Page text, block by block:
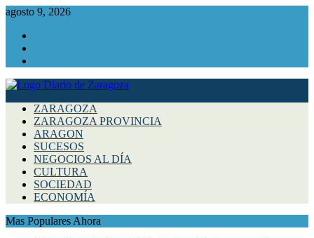
agosto 9, 2026
ZARAGOZA
ZARAGOZA PROVINCIA
ARAGON
SUCESOS
NEGOCIOS AL DÍA
CULTURA
SOCIEDAD
ECONOMÍA
Mas Populares Ahora